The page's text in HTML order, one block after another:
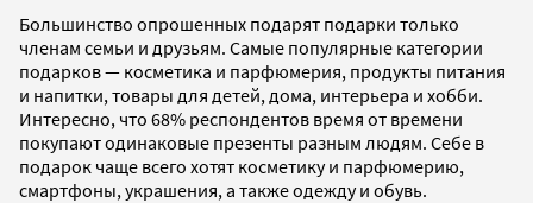
Большинство опрошенных подарят подарки только
членам семьи и друзьям. Самые популярные категории
подарков — косметика и парфюмерия, продукты питания
и напитки, товары для детей, дома, интерьера и хобби.
Интересно, что 68% респондентов время от времени
покупают одинаковые презенты разным людям. Себе в
подарок чаще всего хотят косметику и парфюмерию,
смартфоны, украшения, а также одежду и обувь.